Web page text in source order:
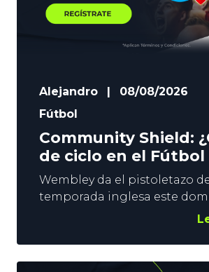
Alejandro |
08/08/2026
Fútbol
Community Shield:
de ciclo en el Fútbol
Wembley da el pistoletazo
temporada inglesa este
Arsenal y Manchester City
Shield. La Premier no
el fin de semana que viene,